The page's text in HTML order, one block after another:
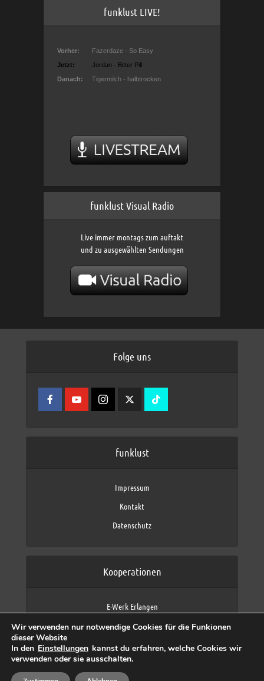
funklust LIVE!
funklust Visual Radio
Live immer montags zum auftakt
und zu ausgewählten Sendungen
Folge uns
funklust
Impressum
Kontakt
Datenschutz
Kooperationen
E-Werk Erlangen
Fraunhofer IIS
max neo (AFK max)
Wir verwenden nur notwendige Cookies für die Funkionen
dieser Website
In den Einstellungen kannst du erfahren, welche Cookies wir
verwenden oder sie ausschalten.